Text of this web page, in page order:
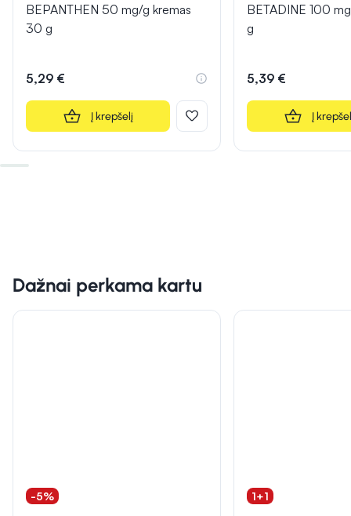
BEPANTHEN 50 mg/g kremas
30 g
5,29 €
Į krepšelį
BETADINE 100
g
5,39 €
Į
Dažnai perkama kartu
-5% 1+1